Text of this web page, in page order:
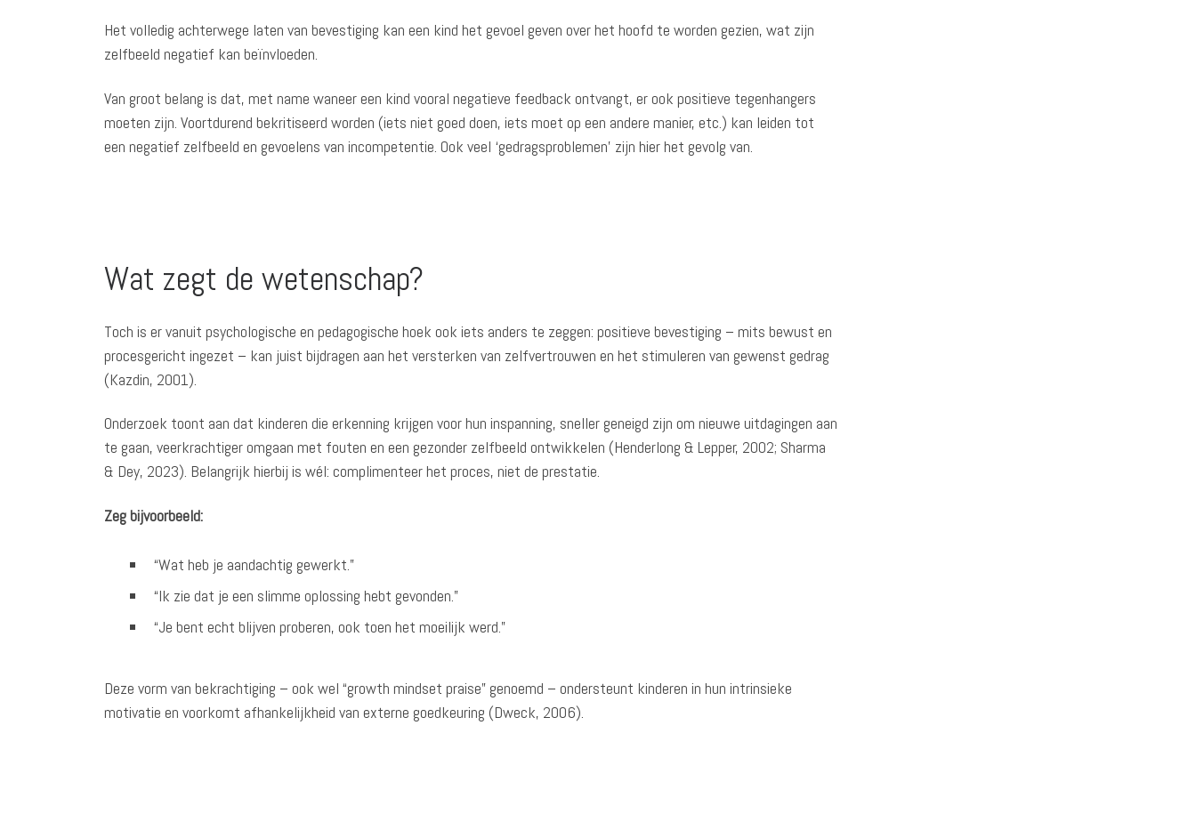
Het volledig achterwege laten van bevestiging kan een kind het gevoel geven over het hoofd te worden gezien, wat zijn
zelfbeeld negatief kan beïnvloeden.
Van groot belang is dat, met name waneer een kind vooral negatieve feedback ontvangt, er ook positieve tegenhangers
moeten zijn. Voortdurend bekritiseerd worden (iets niet goed doen, iets moet op een andere manier, etc.) kan leiden tot
een negatief zelfbeeld en gevoelens van incompetentie. Ook veel ‘gedragsproblemen’ zijn hier het gevolg van.
Wat zegt de wetenschap?
Toch is er vanuit psychologische en pedagogische hoek ook iets anders te zeggen: positieve bevestiging – mits bewust en
procesgericht ingezet – kan juist bijdragen aan het versterken van zelfvertrouwen en het stimuleren van gewenst gedrag
(Kazdin, 2001).
Onderzoek toont aan dat kinderen die erkenning krijgen voor hun inspanning, sneller geneigd zijn om nieuwe uitdagingen aan
te gaan, veerkrachtiger omgaan met fouten en een gezonder zelfbeeld ontwikkelen (Henderlong & Lepper, 2002; Sharma
& Dey, 2023). Belangrijk hierbij is wél: complimenteer het proces, niet de prestatie.
Zeg bijvoorbeeld:
“Wat heb je aandachtig gewerkt.”
“Ik zie dat je een slimme oplossing hebt gevonden.”
“Je bent echt blijven proberen, ook toen het moeilijk werd.”
Deze vorm van bekrachtiging – ook wel “growth mindset praise” genoemd – ondersteunt kinderen in hun intrinsieke
motivatie en voorkomt afhankelijkheid van externe goedkeuring (Dweck, 2006).